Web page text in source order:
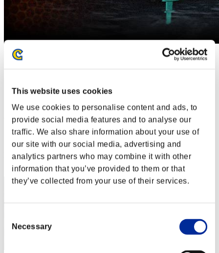
This website uses cookies
We use cookies to personalise content and ads, to
provide social media features and to analyse our
traffic. We also share information about your use of
our site with our social media, advertising and
analytics partners who may combine it with other
information that you’ve provided to them or that
they’ve collected from your use of their services.
Selection
Necessary
Sfida limitata per livello N. 61
Singolo
(Le classifiche sono aggiornate ogni 6 ore)
Classifiche
Posizione